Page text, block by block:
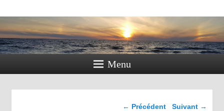
Menu
Navigation dans les
← Précédent Suivant →